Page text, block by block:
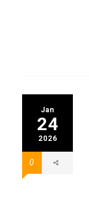
Jan
24
2026
0